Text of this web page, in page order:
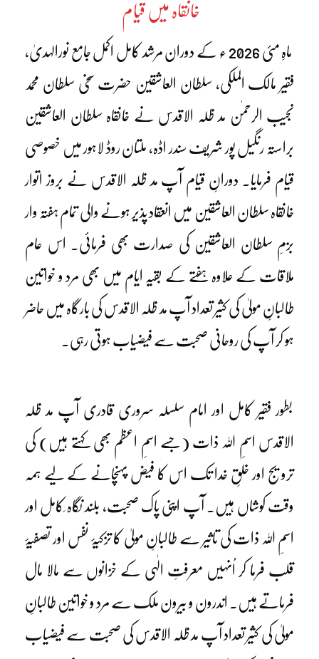
خانقاہ میں قیام
ماہِ مئی 2026 ء کے دوران مرشد کامل اکمل جامع نورالہدیٰ،
فقیر مالک الملکی، سلطان العاشقین حضرت سخی سلطان محمد
نجیب الرحمٰن مد ظلہ الاقدس نے خانقاہ سلطان العاشقین
براستہ رنگیل پور شریف سندر اڈہ، ملتان روڈ لاہور میں خصوصی
قیام فرمایا۔ دورانِ قیام آپ مد ظلہ الاقدس نے بروز اتوار
خانقاہ سلطان العاشقین میں انعقاد پذیر ہونے والی تمام ہفتہ وار
بزمِ سلطان العاشقین کی صدارت بھی فرمائی۔ اس عام
ملاقات کے علاوہ ہفتے کے بقیہ ایام میں بھی مرد و خواتین
طالبانِ مولیٰ کی کثیر تعداد آپ مد ظلہ الاقدس کی بارگاہ میں حاضر
ہو کر آپ کی روحانی صحبت سے فیضیاب ہوتی رہی۔
بطور فقیر کامل اور امام سلسلہ سروری قادری آپ مد ظلہ
الاقدس اسمِ اللہ ذات (جسے اسمِ اعظم بھی کہتے ہیں) کی
ترویج اور خلقِ خدا تک اس کا فیض پہنچانے کے لیے ہمہ
وقت کوشاں ہیں۔ آپ اپنی پاک صحبت، بلند نگاہ ِکامل اور
اسمِ اللہ ذات کی تاثیر سے طالبانِ مولیٰ کا تزکیۂ نفس اور تصفیۂ
قلب فرما کر اُنہیں معرفتِ الٰہی کے خزانوں سے مالا مال
فرماتے ہیں۔ اندرون و بیرون ملک سے مرد و خواتین طالبانِ
مولیٰ کی کثیر تعداد آپ مد ظلہ الاقدس کی صحبت سے فیضیاب